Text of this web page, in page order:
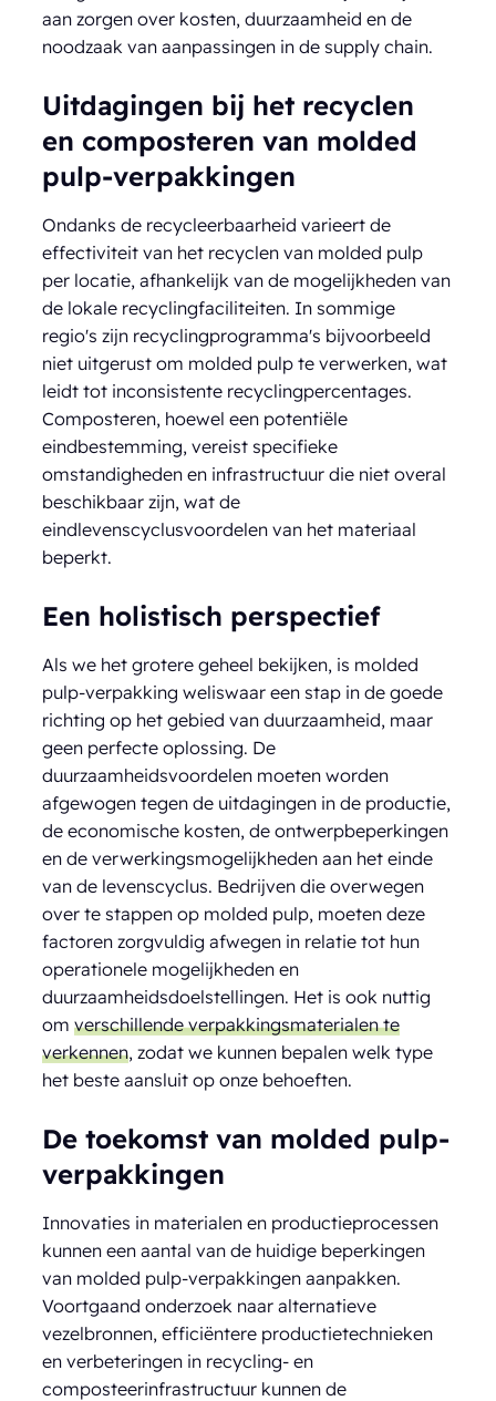
aan zorgen over kosten, duurzaamheid en de
noodzaak van aanpassingen in de supply chain.
Uitdagingen bij het recyclen
en composteren van molded
pulp-verpakkingen
Ondanks de recycleerbaarheid varieert de
effectiviteit van het recyclen van molded pulp
per locatie, afhankelijk van de mogelijkheden van
de lokale recyclingfaciliteiten. In sommige
regio's zijn recyclingprogramma's bijvoorbeeld
niet uitgerust om molded pulp te verwerken, wat
leidt tot inconsistente recyclingpercentages.
Composteren, hoewel een potentiële
eindbestemming, vereist specifieke
omstandigheden en infrastructuur die niet overal
beschikbaar zijn, wat de
eindlevenscyclusvoordelen van het materiaal
beperkt.
Een holistisch perspectief
Als we het grotere geheel bekijken, is molded
pulp-verpakking weliswaar een stap in de goede
richting op het gebied van duurzaamheid, maar
geen perfecte oplossing. De
duurzaamheidsvoordelen moeten worden
afgewogen tegen de uitdagingen in de productie,
de economische kosten, de ontwerpbeperkingen
en de verwerkingsmogelijkheden aan het einde
van de levenscyclus. Bedrijven die overwegen
over te stappen op molded pulp, moeten deze
factoren zorgvuldig afwegen in relatie tot hun
operationele mogelijkheden en
duurzaamheidsdoelstellingen. Het is ook nuttig
omverschillende verpakkingsmaterialen te
verkennen, zodat we kunnen bepalen welk type
het beste aansluit op onze behoeften.
De toekomst van molded pulp-
verpakkingen
Innovaties in materialen en productieprocessen
kunnen een aantal van de huidige beperkingen
van molded pulp-verpakkingen aanpakken.
Voortgaand onderzoek naar alternatieve
vezelbronnen, efficiëntere productietechnieken
en verbeteringen in recycling- en
composteerinfrastructuur kunnen de